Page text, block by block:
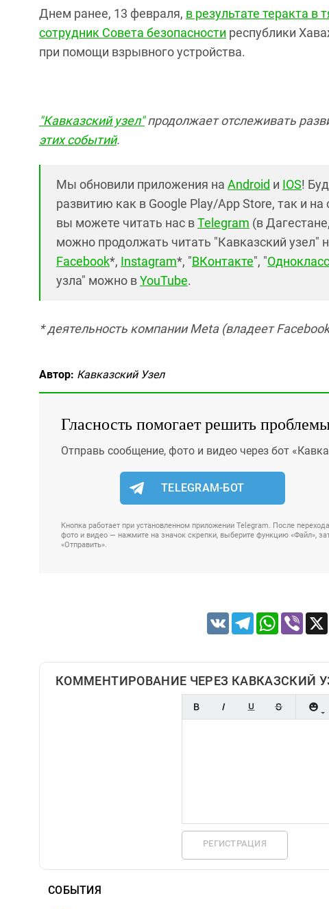
Днем ранее, 13 февраля, в результате теракта в
сотрудник Совета безопасности республики
при помощи взрывного устройства.
"Кавказский узел"продолжает отслеживать
этих событий.
Мы обновили приложения на Android и IOS!
развитию как в Google Play/App Store, так и
вы можете читать нас вTelegram (в
можно продолжать читать "Кавказский узел"
Facebook*, Instagram*, "ВКонтакте", "
узла" можно вYouTube.
* деятельность компании Meta (владеет
Автор: Кавказский Узел
Гласность помогает решить
Отправь сообщение, фото и видео через бот
TELEGRAM-БОТ
Кнопка работает при установленном приложении Telegram. После
фото и видео — нажмите на значок скрепки, выберите функцию «Файл»,
«Отправить».
VK TelegramWhatsApp
Viber
КОММЕНТИРОВАНИЕ ЧЕРЕЗ КАВКАЗСКИЙ
РЕГИСТРАЦИЯ
СОБЫТИЯ